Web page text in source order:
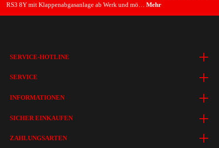
RS3 8Y mit Klappenabgasanlage ab Werk und mö… Mehr
SERVICE-HOTLINE
SERVICE
INFORMATIONEN
SICHER EINKAUFEN
ZAHLUNGSARTEN